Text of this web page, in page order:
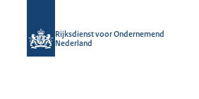
Rijksdienst voor Ondernemend
Nederland